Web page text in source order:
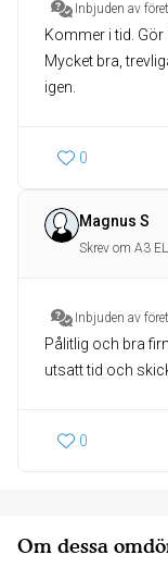
Om dessa
Inbjuden av
Kommer i tid.
Mycket bra,
igen.
0
Magnus S
Skrev om A3
Inbjuden av
Pålitlig och bra
utsatt tid och
0